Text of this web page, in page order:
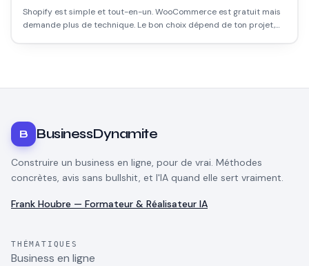
Shopify est simple et tout-en-un. WooCommerce est gratuit mais
demande plus de technique. Le bon choix dépend de ton projet,
B BusinessDynamite
Construire un business en ligne, pour de vrai. Méthodes
concrètes, avis sans bullshit, et l'IA quand elle sert vraiment.
Frank Houbre — Formateur & Réalisateur IA
THÉMATIQUES
Business en ligne